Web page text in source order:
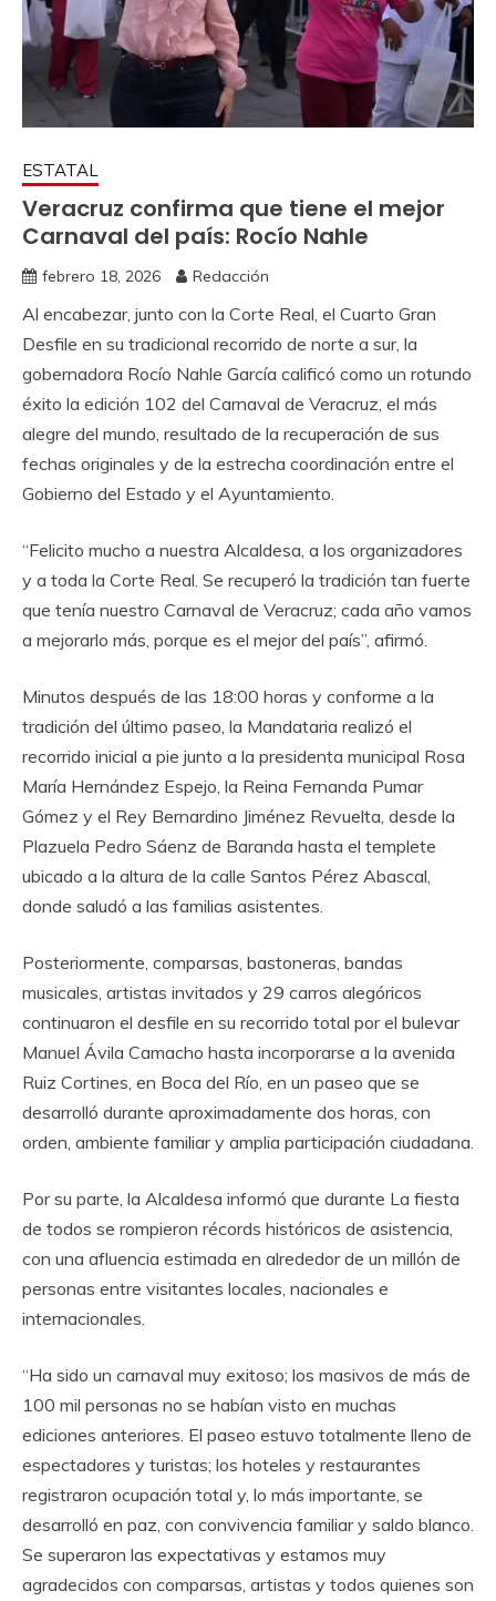
ESTATAL
Veracruz confirma que tiene el mejor
Carnaval del país: Rocío Nahle
febrero 18, 2026 Redacción
Al encabezar, junto con la Corte Real, el Cuarto Gran
Desfile en su tradicional recorrido de norte a sur, la
gobernadora Rocío Nahle García calificó como un rotundo
éxito la edición 102 del Carnaval de Veracruz, el más
alegre del mundo, resultado de la recuperación de sus
fechas originales y de la estrecha coordinación entre el
Gobierno del Estado y el Ayuntamiento.
“Felicito mucho a nuestra Alcaldesa, a los organizadores
y a toda la Corte Real. Se recuperó la tradición tan fuerte
que tenía nuestro Carnaval de Veracruz; cada año vamos
a mejorarlo más, porque es el mejor del país”, afirmó.
Minutos después de las 18:00 horas y conforme a la
tradición del último paseo, la Mandataria realizó el
recorrido inicial a pie junto a la presidenta municipal Rosa
María Hernández Espejo, la Reina Fernanda Pumar
Gómez y el Rey Bernardino Jiménez Revuelta, desde la
Plazuela Pedro Sáenz de Baranda hasta el templete
ubicado a la altura de la calle Santos Pérez Abascal,
donde saludó a las familias asistentes.
Posteriormente, comparsas, bastoneras, bandas
musicales, artistas invitados y 29 carros alegóricos
continuaron el desfile en su recorrido total por el bulevar
Manuel Ávila Camacho hasta incorporarse a la avenida
Ruiz Cortines, en Boca del Río, en un paseo que se
desarrolló durante aproximadamente dos horas, con
orden, ambiente familiar y amplia participación ciudadana.
Por su parte, la Alcaldesa informó que durante La fiesta
de todos se rompieron récords históricos de asistencia,
con una afluencia estimada en alrededor de un millón de
personas entre visitantes locales, nacionales e
internacionales.
“Ha sido un carnaval muy exitoso; los masivos de más de
100 mil personas no se habían visto en muchas
ediciones anteriores. El paseo estuvo totalmente lleno de
espectadores y turistas; los hoteles y restaurantes
registraron ocupación total y, lo más importante, se
desarrolló en paz, con convivencia familiar y saldo blanco.
Se superaron las expectativas y estamos muy
agradecidos con comparsas, artistas y todos quienes son